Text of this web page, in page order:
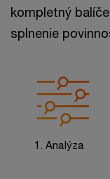
kompletný
splnenie
1. Analýza